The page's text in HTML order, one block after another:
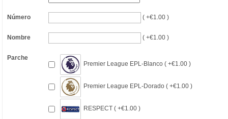
Número ( +€1.00 )
Nombre ( +€1.00 )
Parche
Premier League EPL-Blanco ( +€1.00 )
Premier League EPL-Dorado ( +€1.00 )
RESPECT ( +€1.00 )